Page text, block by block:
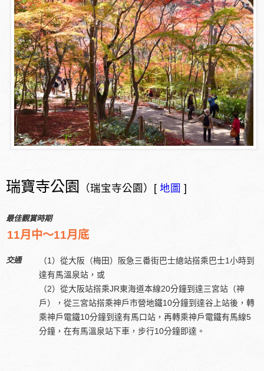
瑞寶寺公園 （瑞宝寺公園）[ 地圖 ]
最佳觀賞時期
11月中～11月底
交通
（1）從大阪（梅田）阪急三番街巴士總站搭乘巴士1小時到
達有馬溫泉站，或
（2）從大阪站搭乘JR東海道本線20分鐘到達三宮站（神
戶），從三宮站搭乘神戶市營地鐵10分鐘到達谷上站後，轉
乘神戶電鐵10分鐘到達有馬口站，再轉乘神戶電鐵有馬線5
分鐘，在有馬溫泉站下車，步行10分鐘即達。